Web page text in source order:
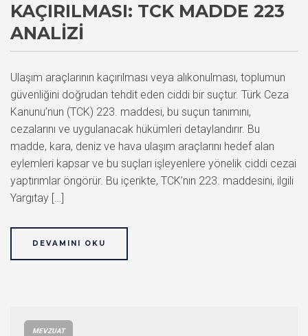
KAÇIRILMASI: TCK MADDE 223
ANALIZI
Ulaşım araçlarının kaçırılması veya alıkonulması, toplumun
güvenliğini doğrudan tehdit eden ciddi bir suçtur. Türk Ceza
Kanunu’nun (TCK) 223. maddesi, bu suçun tanımını,
cezalarını ve uygulanacak hükümleri detaylandırır. Bu
madde, kara, deniz ve hava ulaşım araçlarını hedef alan
eylemleri kapsar ve bu suçları işleyenlere yönelik ciddi cezai
yaptırımlar öngörür. Bu içerikte, TCK’nın 223. maddesini, ilgili
Yargıtay […]
DEVAMINI OKU
MEVZUAT